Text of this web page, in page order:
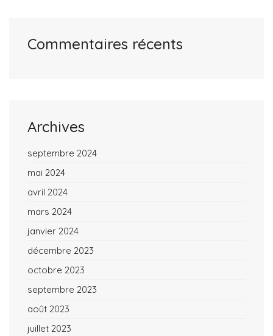
Commentaires récents
Archives
septembre 2024
mai 2024
avril 2024
mars 2024
janvier 2024
décembre 2023
octobre 2023
septembre 2023
août 2023
juillet 2023